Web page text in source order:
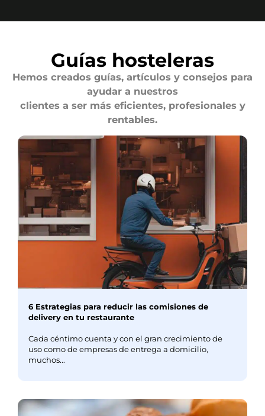
Guías hosteleras
Hemos creados guías, artículos y consejos para
ayudar a nuestros
clientes a ser más eficientes, profesionales y
rentables.
6 Estrategias para reducir las comisiones de
delivery en tu restaurante
Cada céntimo cuenta y con el gran crecimiento de
uso como de empresas de entrega a domicilio,
muchos...